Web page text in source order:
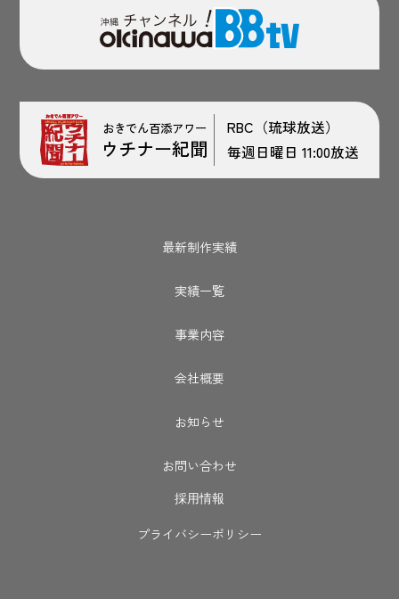
おきでん百添アワー
ウチナー紀聞
RBC（琉球放送）
毎週日曜日 11:00放送
最新制作実績
実績一覧
事業内容
会社概要
お知らせ
お問い合わせ
採用情報
プライバシーポリシー